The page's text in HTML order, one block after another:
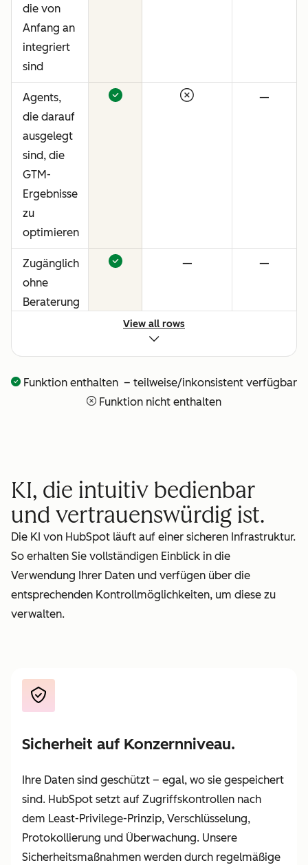
die von
Anfang an
integriert
sind
Agents,
die darauf
ausgelegt
sind, die
GTM-
Ergebnisse
zu
optimieren
—
Zugänglich
ohne
Beraterung
Setup
— —
Vollständige
gerade tut
— —
Bezahlung
für
erbrachte
Leistungen
— —
View all rows
Funktion enthalten – teilweise/inkonsistent verfügbar
Funktion nicht enthalten
KI, die intuitiv bedienbar
und vertrauenswürdig ist.
Die KI von HubSpot läuft auf einer sicheren Infrastruktur.
So erhalten Sie vollständigen Einblick in die
Verwendung Ihrer Daten und verfügen über die
entsprechenden Kontrollmöglichkeiten, um diese zu
verwalten.
Sicherheit auf Konzernniveau.
Ihre Daten sind geschützt – egal, wo sie gespeichert
sind. HubSpot setzt auf Zugriffskontrollen nach
dem Least-Privilege-Prinzip, Verschlüsselung,
Protokollierung und Überwachung. Unsere
Sicherheitsmaßnahmen werden durch regelmäßige